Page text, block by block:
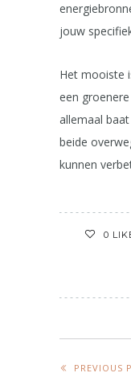
jouw
Het mooiste
een
allemaal
beide
kunnen
0
PREVIOUS